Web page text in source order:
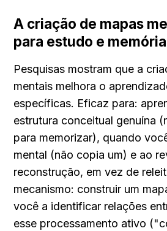
A criação de mapas
para estudo e
Pesquisas mostram que a
mentais melhora o
específicas. Eficaz para:
estrutura conceitual genuína
para memorizar), quando
mental (não copia um) e ao
reconstrução, em vez de
mecanismo: construir um
você a identificar relações
esse processamento ativo